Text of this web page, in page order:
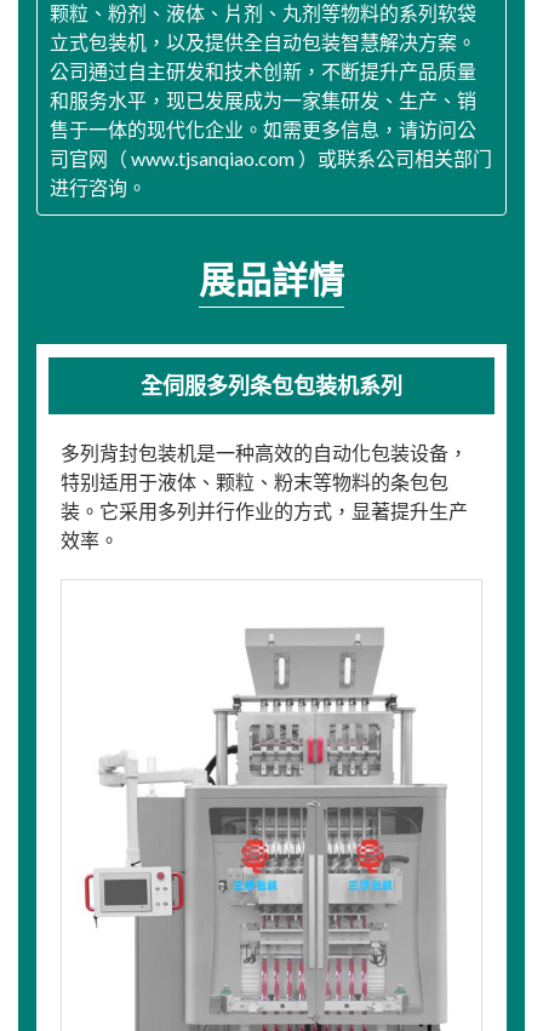
颗粒、粉剂、液体、片剂、丸剂等物料的系列软袋
立式包装机，以及提供全自动包装智慧解决方案。
公司通过自主研发和技术创新，不断提升产品质量
和服务水平，现已发展成为一家集研发、生产、销
售于一体的现代化企业。如需更多信息，请访问公
司官网（ www.tjsanqiao.com ）或联系公司相关部门
进行咨询。
展品詳情
全伺服多列条包包装机系列
多列背封包装机是一种高效的自动化包装设备，
特别适用于液体、颗粒、粉末等物料的条包包
装。它采用多列并行作业的方式，显著提升生产
效率。